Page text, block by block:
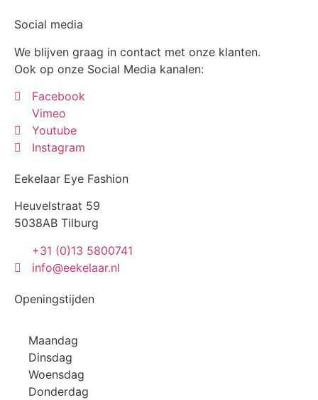
Social media
We blijven graag in contact met onze klanten.
Ook op onze Social Media kanalen:
Facebook
Vimeo
Youtube
Instagram
Eekelaar Eye Fashion
Heuvelstraat 59
5038AB Tilburg
+31 (0)13 5800741
info@eekelaar.nl
Openingstijden
Maandag
Dinsdag
Woensdag
Donderdag